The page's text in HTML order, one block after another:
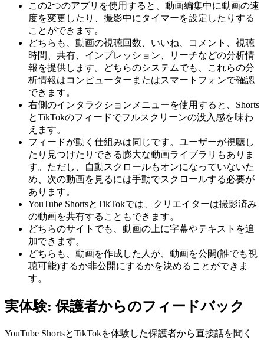
この2つのアプリを使用すると、動画編集中に動画の速
度を変更したり、撮影中にタイマーを設定したりする
ことができます。
どちらも、動画の視聴回数、いいね、コメント、視聴
時間、共有、インプレッション、リーチなどの分析情
報を提供します。どちらのシステムでも、これらの分
析情報はコンピューターまたはスマートフォンで確認
できます。
右側のインタラクションメニューを使用すると、Shorts
とTikTokのフィードでフルスクリーンの没入感を味わ
えます。
フィードが動く仕組みは同じです。ユーザーが視聴し
たり見つけたりできる膨大な動画ライブラリもありま
す。ただし、自動スクロールもオンになっていないた
め、次の動画を見るには手動でスクロールする必要が
あります。
YouTube ShortsとTikTokでは、クリエイターは撮影済み
の動画を共有することもできます。
どちらのサイトでも、動画の上に字幕やテキストを追
加できます。
どちらも、動画を作成した人が、動画を公開(誰でも視
聴可能)するか非公開にするかを決めることができま
す。
実体験: 保護者からのフィードバック
YouTube ShortsとTikTokを体験した保護者から直接話を聞く